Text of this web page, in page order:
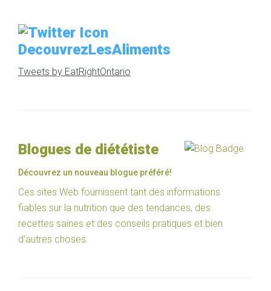
DecouvrezLesAliments
Tweets by EatRightOntario
Blogues de diététiste
Découvrez un nouveau blogue préféré!
Ces sites Web fournissent tant des informations
fiables sur la nutrition que des tendances, des
recettes saines et des conseils pratiques et bien
d’autres choses.